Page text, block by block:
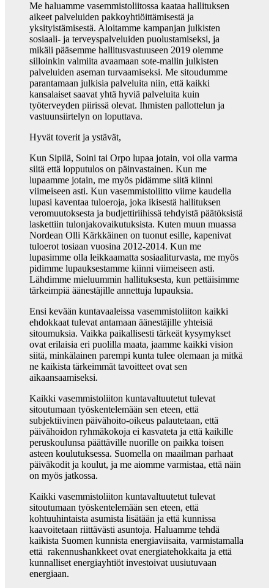
Me haluamme vasemmistoliitossa kaataa hallituksen
aikeet palveluiden pakkoyhtiöittämisestä ja
yksityistämisestä. Aloitamme kampanjan julkisten
sosiaali- ja terveyspalveluiden puolustamiseksi, ja
mikäli pääsemme hallitusvastuuseen 2019 olemme
silloinkin valmiita avaamaan sote-mallin julkisten
palveluiden aseman turvaamiseksi. Me sitoudumme
parantamaan julkisia palveluita niin, että kaikki
kansalaiset saavat yhtä hyviä palveluita kuin
työterveyden piirissä olevat. Ihmisten pallottelun ja
vastuunsiirtelyn on loputtava.
Hyvät toverit ja ystävät,
Kun Sipilä, Soini tai Orpo lupaa jotain, voi olla varma
siitä että lopputulos on päinvastainen. Kun me
lupaamme jotain, me myös pidämme siitä kiinni
viimeiseen asti. Kun vasemmistoliitto viime kaudella
lupasi kaventaa tuloeroja, joka ikisestä hallituksen
veromuutoksesta ja budjettiriihissä tehdyistä päätöksistä
laskettiin tulonjakovaikutuksista. Kuten muun muassa
Nordean Olli Kärkkäinen on tuonut esille, kapenivat
tuloerot tosiaan vuosina 2012-2014. Kun me
lupasimme olla leikkaamatta sosiaaliturvasta, me myös
pidimme lupauksestamme kiinni viimeiseen asti.
Lähdimme mieluummin hallituksesta, kun pettäisimme
tärkeimpiä äänestäjille annettuja lupauksia.
Ensi kevään kuntavaaleissa vasemmistoliiton kaikki
ehdokkaat tulevat antamaan äänestäjille yhteisiä
sitoumuksia. Vaikka paikallisesti tärkeät kysymykset
ovat erilaisia eri puolilla maata, jaamme kaikki vision
siitä, minkälainen parempi kunta tulee olemaan ja mitkä
ne kaikista tärkeimmät tavoitteet ovat sen
aikaansaamiseksi.
Kaikki vasemmistoliiton kuntavaltuutetut tulevat
sitoutumaan työskentelemään sen eteen, että
subjektiivinen päivähoito-oikeus palautetaan, että
päivähoidon ryhmäkokoja ei kasvateta ja että kaikille
peruskoulunsa päättäville nuorille on paikka toisen
asteen koulutuksessa. Suomella on maailman parhaat
päiväkodit ja koulut, ja me aiomme varmistaa, että näin
on myös jatkossa.
Kaikki vasemmistoliiton kuntavaltuutetut tulevat
sitoutumaan työskentelemään sen eteen, että
kohtuuhintaista asumista lisätään ja että kunnissa
kaavoitetaan riittävästi asuntoja. Haluamme tehdä
kaikista Suomen kunnista energiaviisaita, varmistamalla
että rakennushankkeet ovat energiatehokkaita ja että
kunnalliset energiayhtiöt investoivat uusiutuvaan
energiaan.